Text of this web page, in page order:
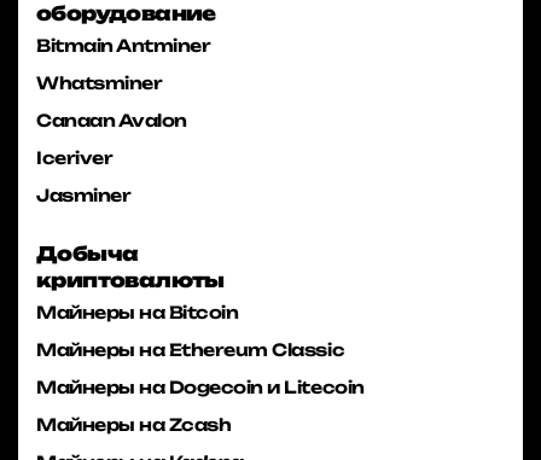
оборудование
Bitmain Antminer
Whatsminer
Canaan Avalon
Iceriver
Jasminer
Добыча
криптовалюты
Майнеры на Bitcoin
Майнеры на Ethereum Classic
Майнеры на Dogecoin и Litecoin
Майнеры на Zcash